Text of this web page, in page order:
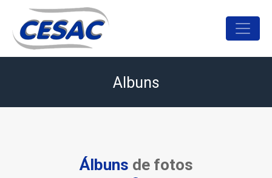
Albuns
Álbuns de fotos